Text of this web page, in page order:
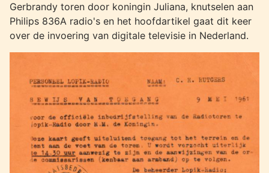
Gerbrandy toren door koningin Juliana, knutselen aan
Philips 836A radio's en het hoofdartikel gaat dit keer
over de invoering van digitale televisie in Nederland.